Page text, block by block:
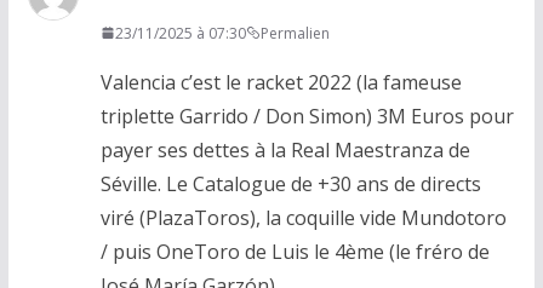
23/11/2025 à 07:30 Permalien
Valencia c’est le racket 2022 (la fameuse
triplette Garrido / Don Simon) 3M Euros pour
payer ses dettes à la Real Maestranza de
Séville. Le Catalogue de +30 ans de directs
viré (PlazaToros), la coquille vide Mundotoro
/ puis OneToro de Luis le 4ème (le fréro de